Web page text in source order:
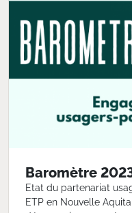
Baromètre
Etat du partenariat
ETP en Nouvelle